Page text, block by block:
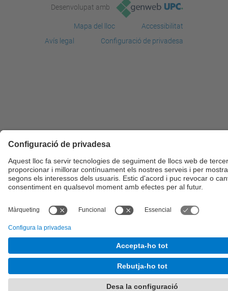
Desenvolupat amb
Mapa del lloc
Accessibilitat
Avís legal
Configuració de privadesa